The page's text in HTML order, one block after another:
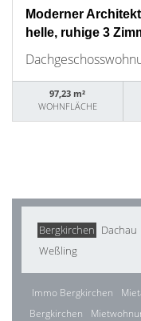
Moderner
helle, ruhige 3
97,23 m²
WOHNFLÄCHE
Bergkirchen Dachau
Weßling
Immo Bergkirchen
Bergkirchen